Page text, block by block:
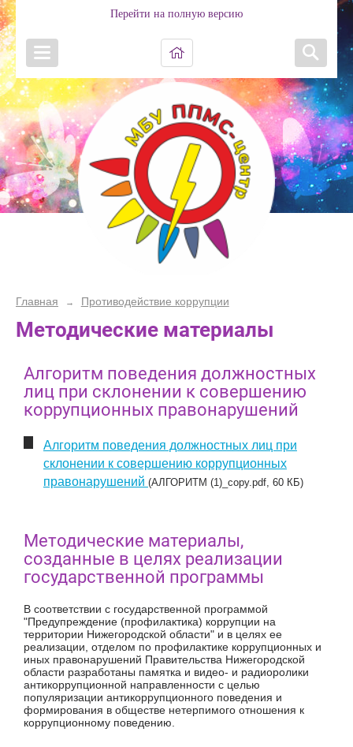
Перейти на полную версию
Главная → Противодействие коррупции
Методические материалы
Алгоритм поведения должностных
лиц при склонении к совершению
коррупционных правонарушений
Алгоритм поведения должностных лиц при
склонении к совершению коррупционных
правонарушений (АЛГОРИТМ (1)_copy.pdf, 60 КБ)
Методические материалы,
созданные в целях реализации
государственной программы
В соответствии с государственной программой
"Предупреждение (профилактика) коррупции на
территории Нижегородской области" и в целях ее
реализации, отделом по профилактике коррупционных и
иных правонарушений Правительства Нижегородской
области разработаны памятка и видео- и радиоролики
антикоррупционной направленности с целью
популяризации антикоррупционного поведения и
формирования в обществе нетерпимого отношения к
коррупционному поведению.